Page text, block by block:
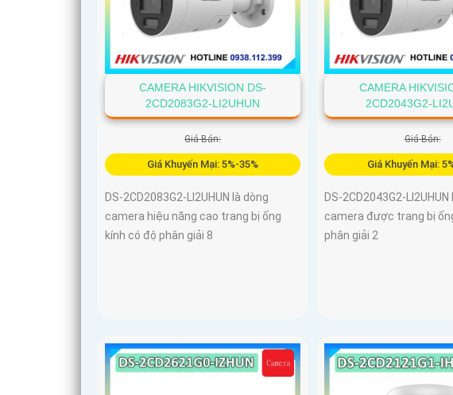
CAMERA HIKVISION DS-
2CD2083G2-LI2UHUN
Giá Bán:
Giá Khuyến Mại: 5%-35%
DS-2CD2083G2-LI2UHUN là dòng
camera hiệu năng cao trang bị ống
kính có độ phân giải 8
CAMERA
2CD2043G2-
Giá Bán:
Giá Khuyến Mại:
DS-2CD2043G2-LI2UHUN
camera được trang bị
phân giải 2